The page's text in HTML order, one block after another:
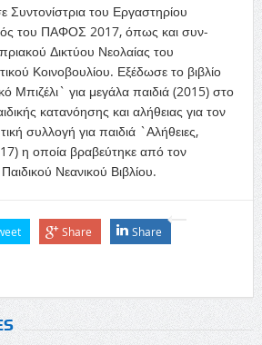
Συντονίστρια του Εργαστηρίου
του ΠΑΦΟΣ 2017, όπως και συν-
Δικτύου Νεολαίας του
Κοινοβουλίου. Εξέδωσε το βιβλίο
Μπιζέλι` για μεγάλα παιδιά (2015) στο
κατανόησης και αλήθειας για τον
συλλογή για παιδιά `Αλήθειες,
η οποία βραβεύτηκε από τον
Νεανικού Βιβλίου.
Share Share